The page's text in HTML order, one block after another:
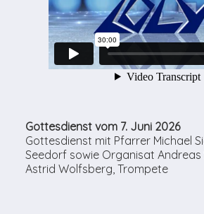
Gottesdienst vom 7. Juni 2026
Gottesdienst mit Pfarrer Michael
Seedorf sowie Organisat Andreas
Astrid Wolfsberg, Trompete